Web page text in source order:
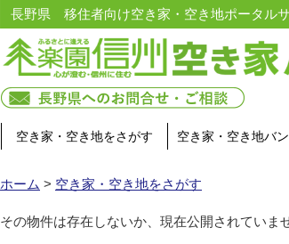
長野県 移住者向け空き家・空き地ポータル
空き家・空き地をさがす 空き家・空き地バ
ホーム > 空き家・空き地をさがす
その物件は存在しないか、現在公開されていま